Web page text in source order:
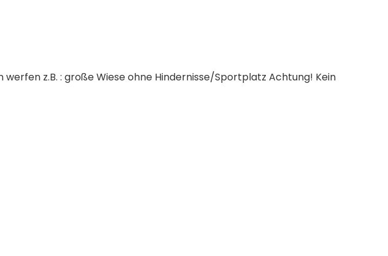
z.B. : große Wiese ohne Hindernisse/Sportplatz Achtung! Kein